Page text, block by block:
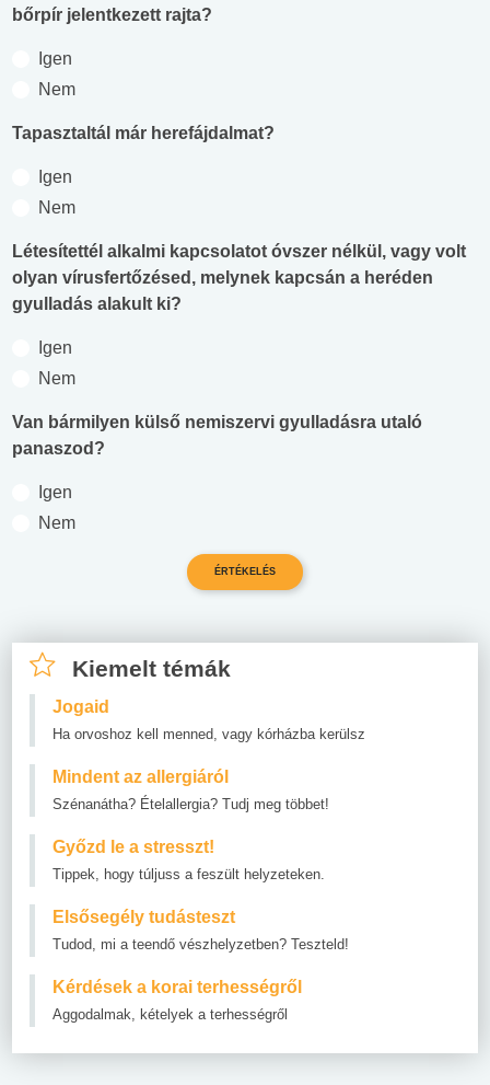
bőrpír jelentkezett rajta?
Igen
Nem
Tapasztaltál már herefájdalmat?
Igen
Nem
Létesítettél alkalmi kapcsolatot óvszer nélkül, vagy volt
olyan vírusfertőzésed, melynek kapcsán a heréden
gyulladás alakult ki?
Igen
Nem
Van bármilyen külső nemiszervi gyulladásra utaló
panaszod?
Igen
Nem
Kiemelt témák
Jogaid
Ha orvoshoz kell menned, vagy kórházba kerülsz
Mindent az allergiáról
Szénanátha? Ételallergia? Tudj meg többet!
Győzd le a stresszt!
Tippek, hogy túljuss a feszült helyzeteken.
Elsősegély tudásteszt
Tudod, mi a teendő vészhelyzetben? Teszteld!
Kérdések a korai terhességről
Aggodalmak, kételyek a terhességről